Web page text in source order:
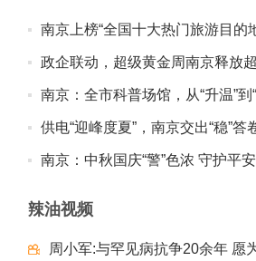
南京上榜“全国十大热门旅游目的
政企联动，超级黄金周南京释放
南京：全市科普场馆，从“升温”到
供电“迎峰度夏”，南京交出“稳”答
南京：中秋国庆“警”色浓 守护平安
辣油视频
周小军:与罕见病抗争20余年 愿